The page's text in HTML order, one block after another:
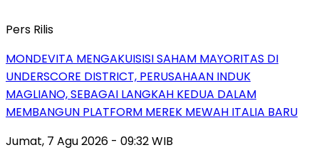
Pers Rilis
MONDEVITA MENGAKUISISI SAHAM MAYORITAS DI
UNDERSCORE DISTRICT, PERUSAHAAN INDUK
MAGLIANO, SEBAGAI LANGKAH KEDUA DALAM
MEMBANGUN PLATFORM MEREK MEWAH ITALIA BARU
Jumat, 7 Agu 2026 - 09:32 WIB